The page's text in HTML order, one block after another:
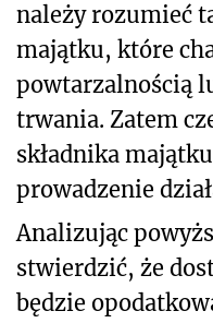
należy rozumieć
majątku, które
powtarzalnością
trwania. Zatem
składnika
prowadzenie
Analizując
stwierdzić, że
będzie